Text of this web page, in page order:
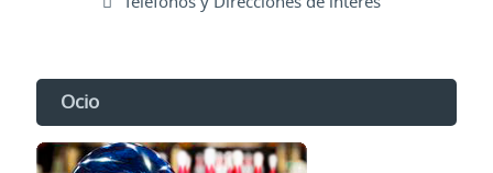
Ocio